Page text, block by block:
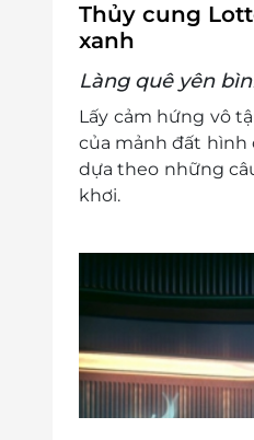
Thủy cung
xanh
Làng quê yên
Lấy cảm hứng vô
của mảnh đất hình
dựa theo những
khơi.